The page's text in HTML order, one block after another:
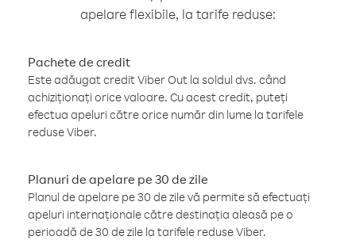
apelare flexibile, la tarife reduse:
Pachete de credit
Este adăugat credit Viber Out la soldul dvs. când
achiziționați orice valoare. Cu acest credit, puteți
efectua apeluri către orice număr din lume la tarifele
reduse Viber.
Planuri de apelare pe 30 de zile
Planul de apelare pe 30 de zile vă permite să efectuați
apeluri internaționale către destinația aleasă pe o
perioadă de 30 de zile la tarifele reduse Viber.